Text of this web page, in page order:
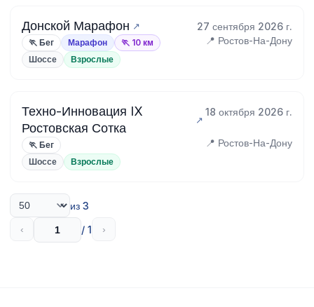
Донской Марафон 27 сентября 2026 г.
🏃 Бег Марафон 🏃 10 км 📍 Ростов-На-Дону
Шоссе Взрослые
Техно-Инновация IX
Ростовская Сотка
18 октября 2026 г.
🏃 Бег 📍 Ростов-На-Дону
Шоссе Взрослые
из 3
‹ / 1 ›